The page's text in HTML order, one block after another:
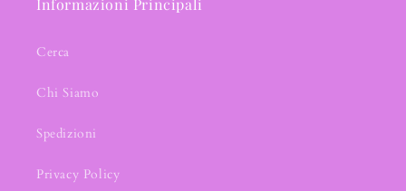
Informazioni Principali
Cerca
Chi Siamo
Spedizioni
Privacy Policy